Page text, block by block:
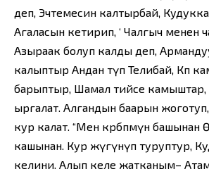
деп, Эчтемесин калтырбай,
Агаласын кетирип, ‘ Чалгыч менен
Азыраак болуп калды деп,
калыптыр Андан өтүп Телибай, Көп
барыптыр, Шамал тийсе
ыргалат. Алгандын баарын
кур калат. “Мен көрбөпмүн башынан
кашынан. Кур жүгүнүп туруптур,
келини. Алып келе жатканым–